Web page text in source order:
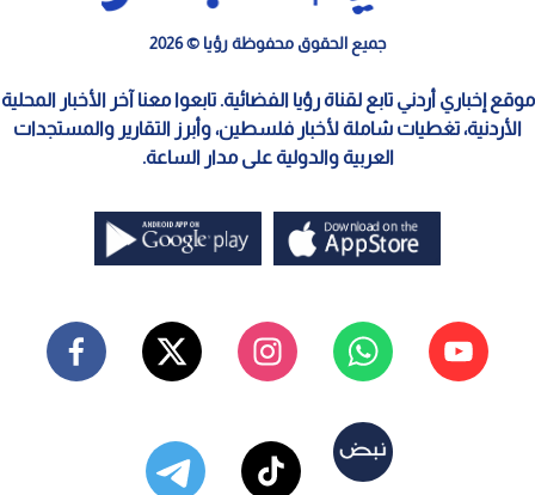
جميع الحقوق محفوظة رؤيا © 2026
موقع إخباري أردني تابع لقناة رؤيا الفضائية. تابعوا معنا آخر الأخبار المحلية
الأردنية، تغطيات شاملة لأخبار فلسطين، وأبرز التقارير والمستجدات
العربية والدولية على مدار الساعة.